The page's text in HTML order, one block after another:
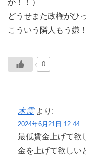
か！！）
どうせまた政権が
こういう隣人もう嫌
0
木霊 より:
2024年6月21日 12:44
最低賃金上げて欲
金を上げて欲しい